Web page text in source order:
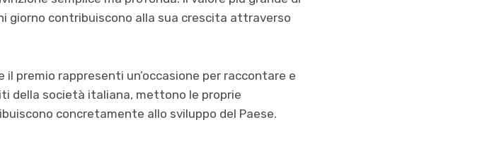
giorno contribuiscono alla sua crescita attraverso
premio rappresenti un’occasione per raccontare e
della società italiana, mettono le proprie
concretamente allo sviluppo del Paese.